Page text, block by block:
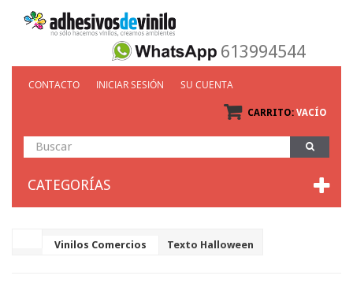
613994544
CONTACTO INICIAR SESIÓN SU CUENTA
CARRITO: VACÍO
CATEGORÍAS
Vinilos Comercios Texto Halloween